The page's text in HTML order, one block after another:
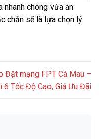
chóng vừa an
chắn sẽ là lựa chọn lý
Đặt mạng FPT Cà Mau –
6 Tốc Độ Cao, Giá Ưu Đãi